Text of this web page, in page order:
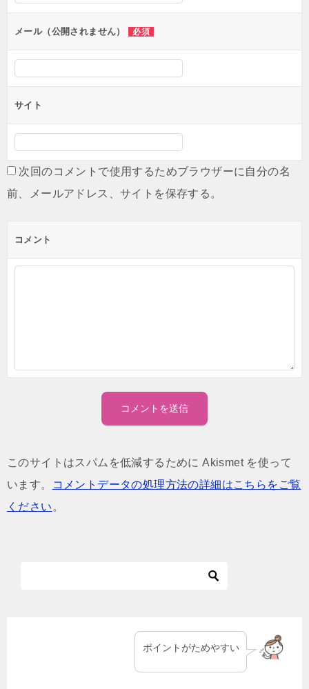
ョ
ンメール（公開されません） 必須
サイト
次回のコメントで使用するためブラウザーに自分の名
前、メールアドレス、サイトを保存する。
コメント
このサイトはスパムを低減するために Akismet を使って
います。
コメントデータの処理方法の詳細はこちらをご覧
ください 。
ポイントがためやすい